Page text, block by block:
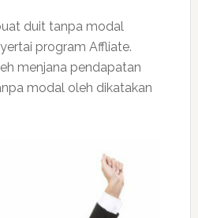
duit tanpa modal
program Affliate.
menjana pendapatan
modal oleh dikatakan